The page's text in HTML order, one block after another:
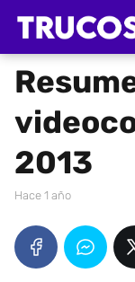
2013
hace 1 año